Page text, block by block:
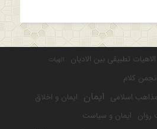
الاهیات تطبیقی بین الادیان الهیات
انجمن کلام
اسلامی ایمان ایمان و اخلاق
روان ایمان و سیاست